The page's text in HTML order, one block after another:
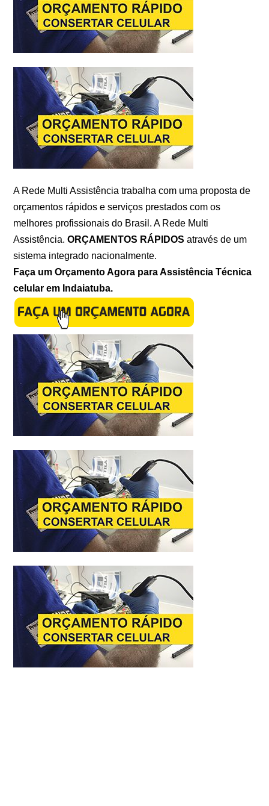
A Rede Multi Assistência trabalha com uma proposta de
orçamentos rápidos e serviços prestados com os
melhores profissionais do Brasil. A Rede Multi
Assistência.ORÇAMENTOS RÁPIDOS através de um
sistema integrado nacionalmente.
Faça um Orçamento Agora para Assistência Técnica
celular em Indaiatuba.